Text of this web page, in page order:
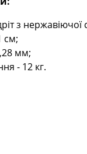
з нержавіючої
см;
мм;
- 12 кг.